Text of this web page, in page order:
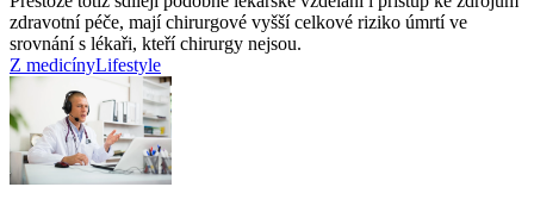
zdravotní péče, mají chirurgové vyšší celkové riziko úmrtí ve
srovnání s lékaři, kteří chirurgy nejsou.
Z medicínyLifestyle